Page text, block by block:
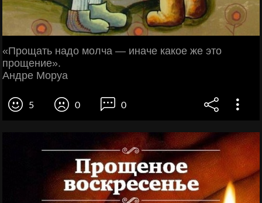
«Прощать надо молча — иначе какое же это
прощение».
Андре Моруа
5 0 0